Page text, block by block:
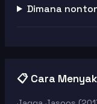
Dimana
📋 Cara